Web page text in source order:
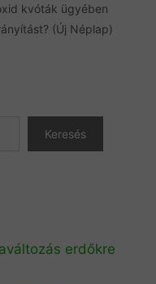
kvóták ügyében
(Új Néplap)
Keresés
erdőkre